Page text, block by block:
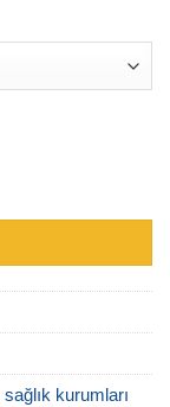
sağlık kurumları